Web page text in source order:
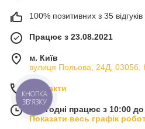
100% позитивних з 35 відгуків
Працює з 23.08.2021
м. Київ
вулиця Польова, 24Д, 03056,
Контакти
Сьогодні працює з 10:00
Показати весь графік
КНОПКА
ЗВ'ЯЗКУ